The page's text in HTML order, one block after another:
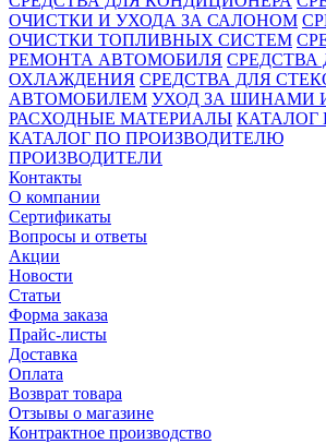
ОЧИСТКИ И УХОДА ЗА САЛОНОМ
ОЧИСТКИ ТОПЛИВНЫХ СИСТЕМ
РЕМОНТА АВТОМОБИЛЯ
ОХЛАЖДЕНИЯ СРЕДСТВА ДЛЯ
АВТОМОБИЛЕМ УХОД ЗА ШИНАМИ
РАСХОДНЫЕ МАТЕРИАЛЫ КАТАЛОГ
КАТАЛОГ ПО ПРОИЗВОДИТЕЛЮ
ПРОИЗВОДИТЕЛИ
Контакты
О компании
Сертификаты
Вопросы и ответы
Акции
Новости
Статьи
Форма заказа
Прайс-листы
Доставка
Оплата
Возврат товара
Отзывы о магазине
Контрактное производство